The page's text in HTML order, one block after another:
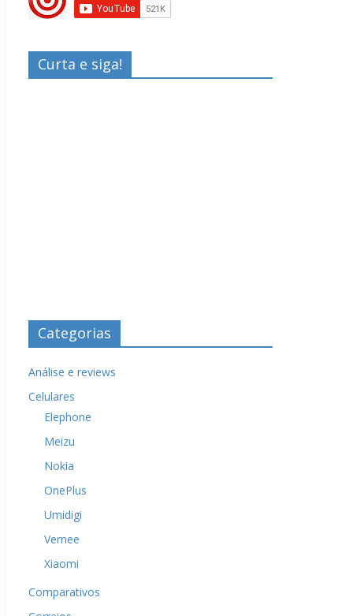
Curta e siga!
Categorias
Análise e reviews
Celulares
Elephone
Meizu
Nokia
OnePlus
Umidigi
Vernee
Xiaomi
Comparativos